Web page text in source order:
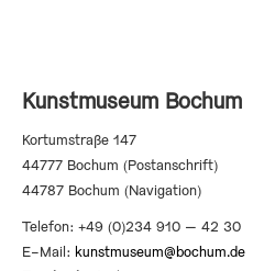
Kunstmuseum Bochum
Kortumstraße 147
44777 Bochum (Postanschrift)
44787 Bochum (Navigation)
Telefon: +49 (0)234 910 – 42 30
E-Mail: kunstmuseum@bochum.de